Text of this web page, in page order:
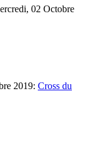
02 Octobre
2019: Cross du